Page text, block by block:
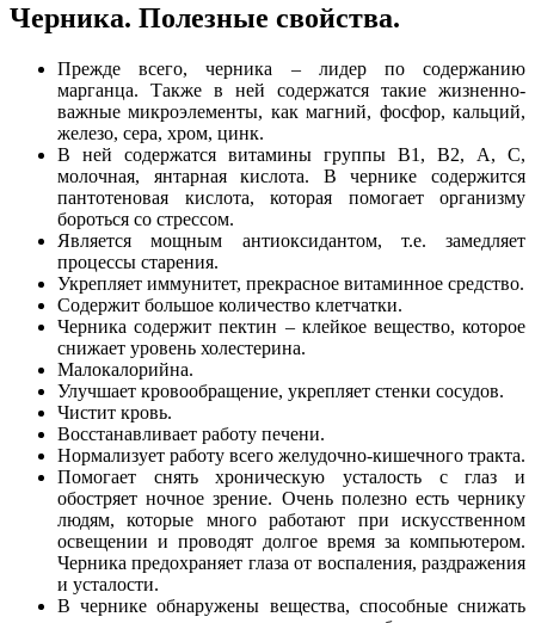
Черника. Полезные свойства.
Прежде всего, черника – лидер по содержанию
марганца. Также в ней содержатся такие жизненно-
важные микроэлементы, как магний, фосфор, кальций,
железо, сера, хром, цинк.
В ней содержатся витамины группы В1, В2, А, С,
молочная, янтарная кислота. В чернике содержится
пантотеновая кислота, которая помогает организму
бороться со стрессом.
Является мощным антиоксидантом, т.е. замедляет
процессы старения.
Укрепляет иммунитет, прекрасное витаминное средство.
Содержит большое количество клетчатки.
Черника содержит пектин – клейкое вещество, которое
снижает уровень холестерина.
Малокалорийна.
Улучшает кровообращение, укрепляет стенки сосудов.
Чистит кровь.
Восстанавливает работу печени.
Нормализует работу всего желудочно-кишечного тракта.
Помогает снять хроническую усталость с глаз и
обостряет ночное зрение. Очень полезно есть чернику
людям, которые много работают при искусственном
освещении и проводят долгое время за компьютером.
Черника предохраняет глаза от воспаления, раздражения
и усталости.
В чернике обнаружены вещества, способные снижать